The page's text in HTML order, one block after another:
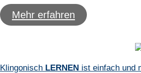
Mehr erfahren
Klingonisch LERNEN ist einfach und